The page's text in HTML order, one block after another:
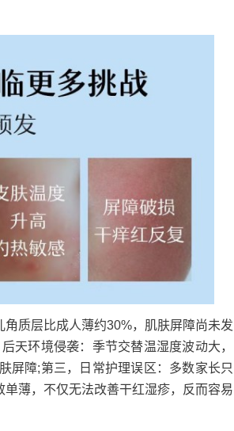
质层比成人薄约30%，肌肤屏障尚未发
天环境侵袭：季节交替温湿度波动大，
屏障;第三，日常护理误区：多数家长只
薄，不仅无法改善干红湿疹，反而容易